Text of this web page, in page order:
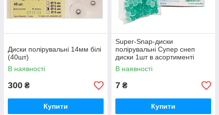
Диски полірувальні 14мм білі
(40шт)
В наявності
300 ₴
Купити
Super-Snap-диски
полірувальні Супер снеп
диски 1шт в асортименті
В наявності
7 ₴
Купити